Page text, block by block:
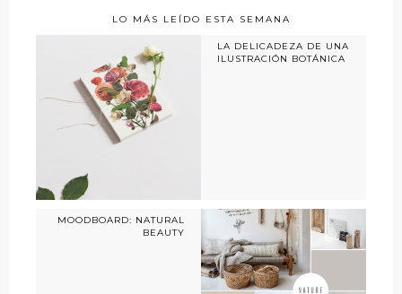
LO MÁS LEÍDO ESTA SEMANA
LA DELICADEZA DE UNA
ILUSTRACIÓN BOTÁNICA
MOODBOARD: NATURAL
BEAUTY